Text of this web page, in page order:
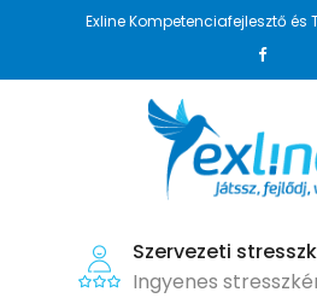
Exline Kompetenciafejlesztő és
Szervezeti
Ingyenes